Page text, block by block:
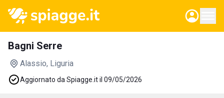
Bagni Serre
Alassio, Liguria
Aggiornato da Spiagge.it il 09/05/2026